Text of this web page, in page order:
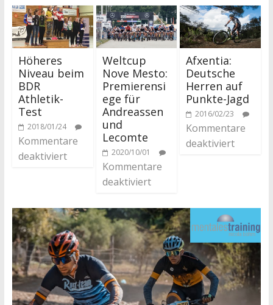
Höheres
Niveau beim
BDR
Athletik-
Test
2018/01/24
Kommentare
deaktiviert
Weltcup
Nove Mesto:
Premierensi
ege für
Andreassen
und
Lecomte
2020/10/01
Kommentare
deaktiviert
Afxentia:
Deutsche
Herren auf
Punkte-Jagd
2016/02/23
Kommentare
deaktiviert